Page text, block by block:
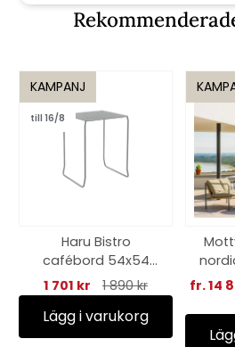
KAMPANJ
till 16/8
Haru Bistro
cafébord 54x54
H73 cm - slate grey
1 701 kr 1 890 kr
Lägg i varukorg
fr. 14